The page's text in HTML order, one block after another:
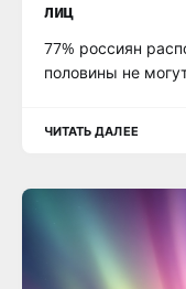
лиц
77% россиян
половины не
ЧИТАТЬ ДАЛЕЕ